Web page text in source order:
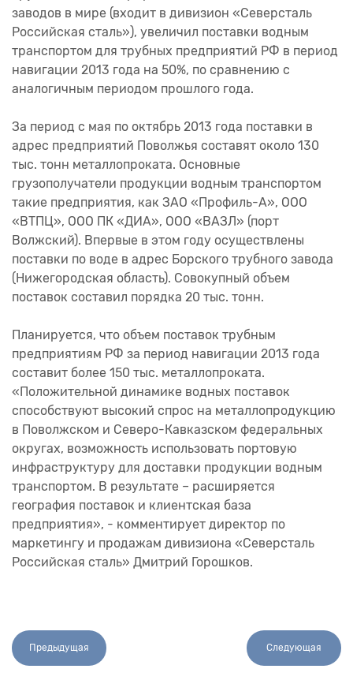
заводов в мире (входит в дивизион «Северсталь
Российская cталь»), увеличил поставки водным
транспортом для трубных предприятий РФ в период
навигации 2013 года на 50%, по сравнению с
аналогичным периодом прошлого года.
За период с мая по октябрь 2013 года поставки в
адрес предприятий Поволжья составят около 130
тыс. тонн металлопроката. Основные
грузополучатели продукции водным транспортом
такие предприятия, как ЗАО «Профиль-А», ООО
«ВТПЦ», ООО ПК «ДИА», ООО «ВАЗЛ» (порт
Волжский). Впервые в этом году осуществлены
поставки по воде в адрес Борского трубного завода
(Нижегородская область). Совокупный объем
поставок составил порядка 20 тыс. тонн.
Планируется, что объем поставок трубным
предприятиям РФ за период навигации 2013 года
составит более 150 тыс. металлопроката.
«Положительной динамике водных поставок
способствуют высокий спрос на металлопродукцию
в Поволжском и Северо-Кавказском федеральных
округах, возможность использовать портовую
инфраструктуру для доставки продукции водным
транспортом. В результате – расширяется
география поставок и клиентская база
предприятия», - комментирует директор по
маркетингу и продажам дивизиона «Северсталь
Российская cталь» Дмитрий Горошков.
Предыдущая Следующая